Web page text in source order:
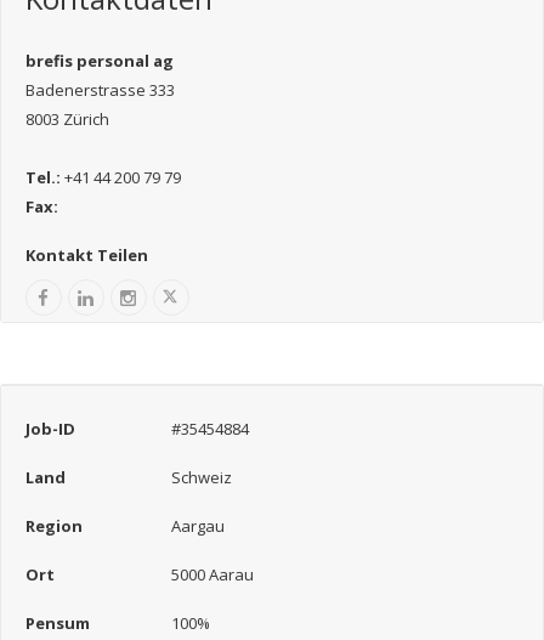
brefis personal ag
Badenerstrasse 333
8003 Zürich
Tel.: +41 44 200 79 79
Fax:
Kontakt Teilen
Job-ID #35454884
Land Schweiz
Region Aargau
Ort 5000 Aarau
Pensum 100%